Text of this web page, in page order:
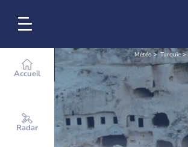
Accueil
Radar
Météo Turquie